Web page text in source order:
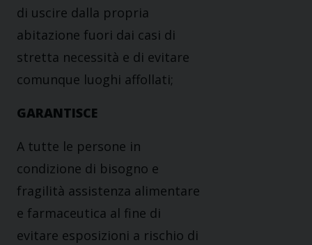
di uscire dalla propria
abitazione fuori dai casi di
stretta necessità e di evitare
comunque luoghi affollati;
GARANTISCE
A tutte le persone in
condizione di bisogno e
fragilità assistenza alimentare
e farmaceutica al fine di
evitare esposizioni a rischio di